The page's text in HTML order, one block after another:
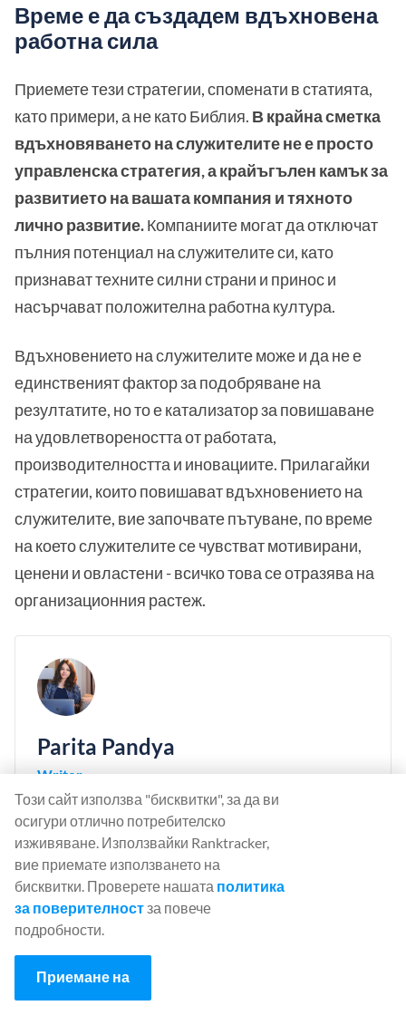
Време е да създадем вдъхновена
работна сила
Приемете тези стратегии, споменати в статията,
като примери, а не като Библия. В крайна сметка
вдъхновяването на служителите не е просто
управленска стратегия, а крайъгълен камък за
развитието на вашата компания и тяхното
лично развитие.Компаниите могат да отключат
пълния потенциал на служителите си, като
признават техните силни страни и принос и
насърчават положителна работна култура.
Вдъхновението на служителите може и да не е
единственият фактор за подобряване на
резултатите, но то е катализатор за повишаване
на удовлетвореността от работата,
производителността и иновациите. Прилагайки
стратегии, които повишават вдъхновението на
служителите, вие започвате пътуване, по време
на което служителите се чувстват мотивирани,
ценени и овластени - всичко това се отразява на
организационния растеж.
Parita Pandya
Writer
Parita Pandya is an Engineer turned Writer. She
usually finds herself writing for businesses. When she
is not writing, she is either strumming her guitar or
penning her thoughts down on paritapandya.com
Link:paritapandya.com
⚡ 90% Flash Sale
Този сайт използва "бисквитки", за да ви
осигури отлично потребителско
изживяване. Използвайки Ranktracker,
вие приемате използването на
бисквитки. Проверете нашата политика
за поверителностза повече
подробности.
Приемане на